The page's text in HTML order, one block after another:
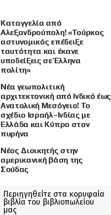
Καταγγελία από
Αλεξανδρούπολη! «Τούρκος
αστυνομικός επέδειξε
ταυτότητα και έκανε
υποδείξεις σε Έλληνα
πολίτη»
Νέα γεωπολιτική
αρχιτεκτονική από Ινδικό έως
Ανατολική Μεσόγειο! Το
σχέδιο Ισραήλ–Ινδίας με
Ελλάδα και Κύπρο στον
πυρήνα
Νέος Διοικητής στην
αμερικανική βάση της
Σούδας
Περιηγηθείτε στα κορυφαία
βιβλία του βιβλιοπωλείου
μας